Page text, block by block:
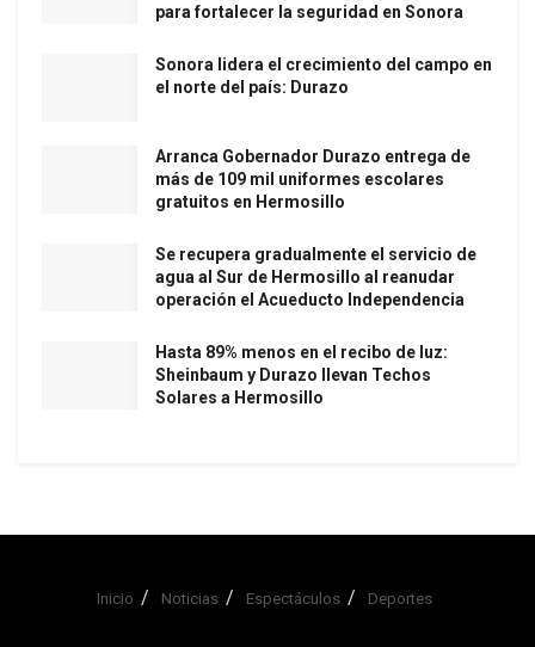
para fortalecer la seguridad en Sonora
Sonora lidera el crecimiento del campo en
el norte del país: Durazo
Arranca Gobernador Durazo entrega de
más de 109 mil uniformes escolares
gratuitos en Hermosillo
Se recupera gradualmente el servicio de
agua al Sur de Hermosillo al reanudar
operación el Acueducto Independencia
Hasta 89% menos en el recibo de luz:
Sheinbaum y Durazo llevan Techos
Solares a Hermosillo
Inicio Noticias Espectáculos Deportes